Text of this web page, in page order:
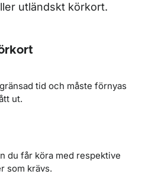
utländskt körkort.
tid och måste förnyas
ut.
du får köra med respektive
som krävs.